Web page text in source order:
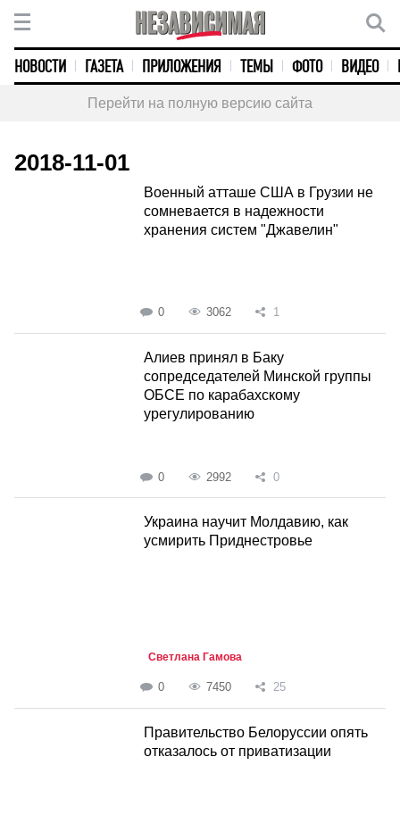
НОВОСТИ ГАЗЕТА ПРИЛОЖЕНИЯ ТЕМЫ ФОТО ВИДЕО
Перейти на полную версию сайта
2018-11-01
Военный атташе США в Грузии не
сомневается в надежности
хранения систем "Джавелин"
0 3062 1
Алиев принял в Баку
сопредседателей Минской группы
ОБСЕ по карабахскому
урегулированию
0 2992 0
Украина научит Молдавию, как
усмирить Приднестровье
Светлана Гамова
0 7450 25
Правительство Белоруссии опять
отказалось от приватизации